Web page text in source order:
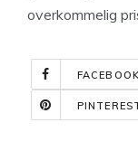
overkommelig
FACEBOOK